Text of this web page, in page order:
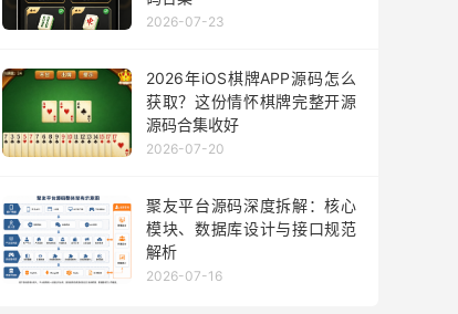
2026-07-23
2026年iOS棋牌APP源码怎么
获取？这份情怀棋牌完整开源
源码合集收好
2026-07-20
聚友平台源码深度拆解：核心
模块、数据库设计与接口规范
解析
2026-07-16